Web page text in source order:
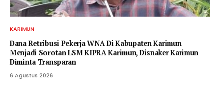
KARIMUN
Dana Retribusi Pekerja WNA Di Kabupaten Karimun
Menjadi Sorotan LSM KIPRA Karimun, Disnaker Karimun
Diminta Transparan
6 Agustus 2026